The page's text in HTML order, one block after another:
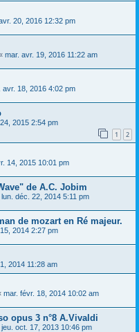
20, 2016 12:32 pm
mar. avr. 19, 2016 11:22 am
avr. 18, 2016 4:02 pm
2015 2:54 pm
1 2
14, 2015 10:01 pm
de A.C. Jobim
lun. déc. 22, 2014 5:11 pm
de mozart en Ré majeur.
2014 2:27 pm
2014 11:28 am
mar. févr. 18, 2014 10:02 am
opus 3 n°8 A.Vivaldi
jeu. oct. 17, 2013 10:46 pm